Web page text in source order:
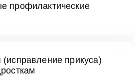
профилактические
прикуса)